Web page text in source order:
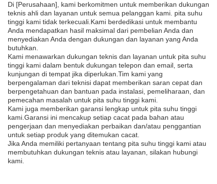
Di [Perusahaan], kami berkomitmen untuk memberikan dukungan
teknis ahli dan layanan untuk semua pelanggan kami. pita suhu
tinggi kami tidak terkecuali.Kami berdedikasi untuk membantu
Anda mendapatkan hasil maksimal dari pembelian Anda dan
menyediakan Anda dengan dukungan dan layanan yang Anda
butuhkan.
Kami menawarkan dukungan teknis dan layanan untuk pita suhu
tinggi kami dalam bentuk dukungan telepon dan email, serta
kunjungan di tempat jika diperlukan.Tim kami yang
berpengalaman dari teknisi dapat memberikan saran cepat dan
berpengetahuan dan bantuan pada instalasi, pemeliharaan, dan
pemecahan masalah untuk pita suhu tinggi kami.
Kami juga memberikan garansi lengkap untuk pita suhu tinggi
kami.Garansi ini mencakup setiap cacat pada bahan atau
pengerjaan dan menyediakan perbaikan dan/atau penggantian
untuk setiap produk yang ditemukan cacat.
Jika Anda memiliki pertanyaan tentang pita suhu tinggi kami atau
membutuhkan dukungan teknis atau layanan, silakan hubungi
kami.